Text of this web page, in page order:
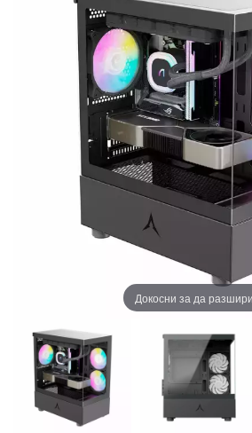
Докосни за да